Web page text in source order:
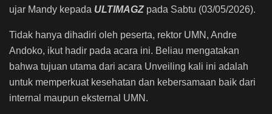
ujar Mandy kepada ULTIMAGZpada Sabtu (03/05/2026).
Tidak hanya dihadiri oleh peserta, rektor UMN, Andre
Andoko, ikut hadir pada acara ini. Beliau mengatakan
bahwa tujuan utama dari acara Unveiling kali ini adalah
untuk memperkuat kesehatan dan kebersamaan baik dari
internal maupun eksternal UMN.